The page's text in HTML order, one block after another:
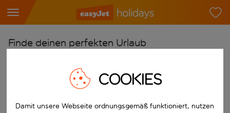
Finde deinen perfekten Urlaub
Flughafen wählen
Nach
COOKIES
Damit unsere Webseite ordnungsgemäß funktioniert, nutzen